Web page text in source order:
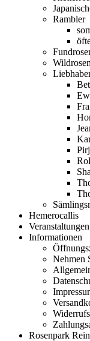
Rambler
Hemerocallis
Veranstaltungen
Informationen
Nehmen
Rosenpark